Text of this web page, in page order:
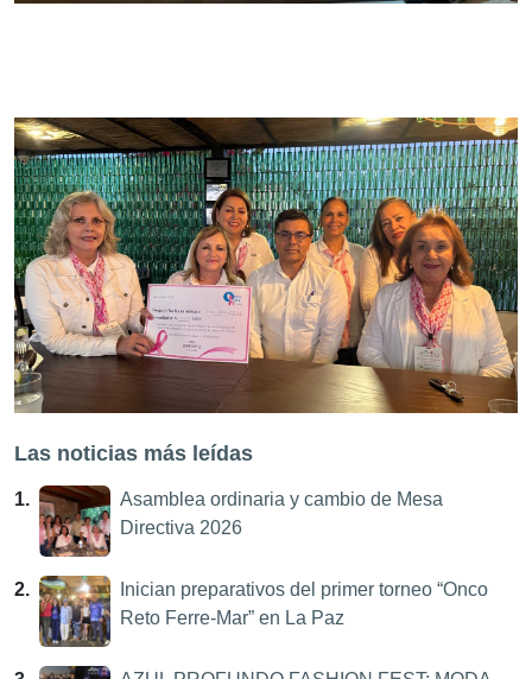
Las noticias más leídas
1.
Asamblea ordinaria y cambio de Mesa
Directiva 2026
2.
Inician preparativos del primer torneo “Onco
Reto Ferre-Mar” en La Paz